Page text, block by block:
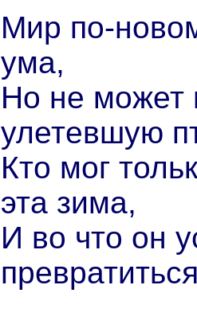
Мир по-
ума,
Но не может
улетевшую
Кто мог
эта зима,
И во что он